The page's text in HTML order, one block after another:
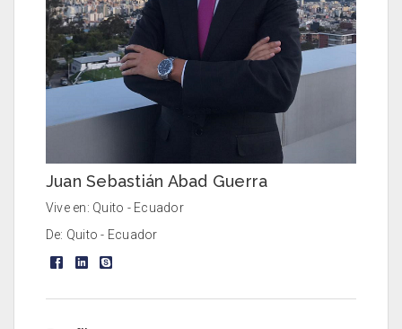
Juan Sebastián Abad Guerra
Vive en: Quito - Ecuador
De: Quito - Ecuador